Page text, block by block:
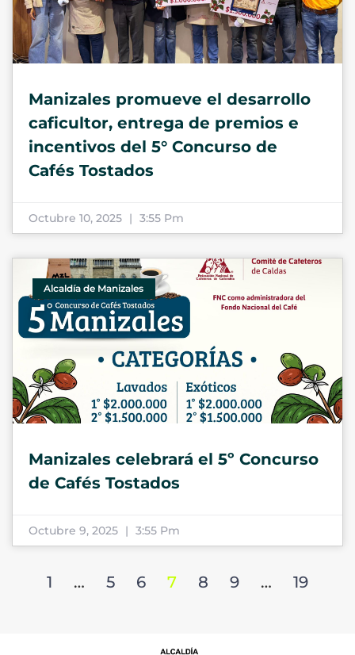
Manizales promueve el desarrollo
caficultor, entrega de premios e
incentivos del 5° Concurso de
Cafés Tostados
Octubre 10, 2025 3:55 Pm
Alcaldía de Manizales
Manizales celebrará el 5º Concurso
de Cafés Tostados
Octubre 9, 2025 3:55 Pm
1 … 5 6 7 8 9 … 19